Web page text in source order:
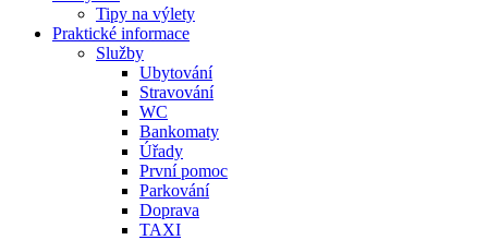
Tipy na výlety
Praktické informace
Služby
Ubytování
Stravování
WC
Bankomaty
Úřady
První pomoc
Parkování
Doprava
TAXI